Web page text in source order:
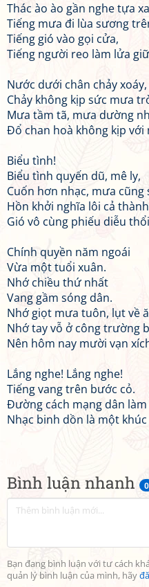
Bình luận nhanh 0
Bạn đang bình luận với tư cách
quản lý bình luận của mình, hãy
Thác ào ào gần nghe tựa
Tiếng mưa đi lùa sương
Tiếng gió vào gọi cửa,
Tiếng người reo làm lửa
Nước dưới chân chảy
Chảy không kịp sức mưa
Mưa tầm tã, mưa dường
Đổ chan hoà không kịp với
Biểu tình!
Biểu tình quyến dũ, mê ly,
Cuốn hơn nhạc, mưa cũng
Hồn khởi nghĩa lôi cả
Gió vô cùng phiếu diễu
Chính quyền năm ngoái
Vừa một tuổi xuân.
Nhớ chiều thứ nhất
Vang gầm sóng dân.
Nhớ giọt mưa tuôn, lụt về
Nhớ tay vỗ ở công trường
Nên hôm nay mười vạn
Lắng nghe! Lắng nghe!
Tiếng vang trên bước cỏ.
Đường cách mạng dân
Nhạc binh dồn là một